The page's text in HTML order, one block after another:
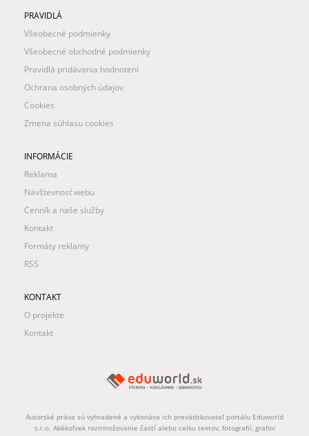
PRAVIDLÁ
Všeobecné podmienky
Všeobecné obchodné podmienky
Pravidlá pridávania hodnotení
Ochrana osobných údajov
Cookies
Zmena súhlasu cookies
INFORMÁCIE
Reklama
Návštevnosť webu
Cenník a naše služby
Kontakt
Formáty reklamy
RSS
KONTAKT
O projekte
Kontakt
Autorské práva sú vyhradené a vykonáva ich prevádzkovateľ portálu Eduworld
s.r.o. Akékoľvek rozmnožovanie častí alebo celku textov, fotografií, grafov